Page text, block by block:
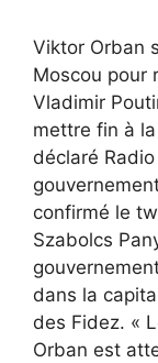
Viktor Orban
Moscou pour
Vladimir
mettre fin à la
déclaré
confirmé le
Szabolcs
dans la
des Fidez. «
Orban est